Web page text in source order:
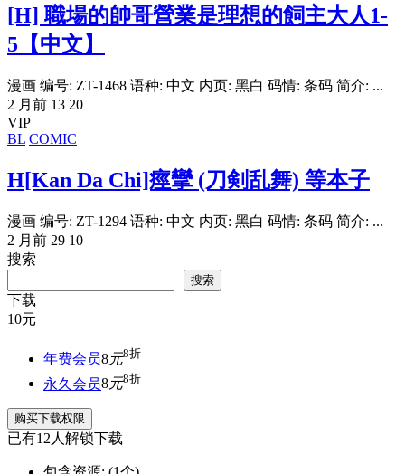
[H] 職場的帥哥營業是理想的飼主大人1-
5【中文】
漫画 编号: ZT-1468 语种: 中文 内页: 黑白 码情: 条码 简介: ...
2 月前 13 20
VIP
BL COMIC
H[Kan Da Chi]痙攣 (刀剣乱舞) 等本子
漫画 编号: ZT-1294 语种: 中文 内页: 黑白 码情: 条码 简介: ...
2 月前 29 10
搜索
搜索
下载
10元
年费会员8元8折
永久会员8元8折
购买下载权限
已有12人解锁下载